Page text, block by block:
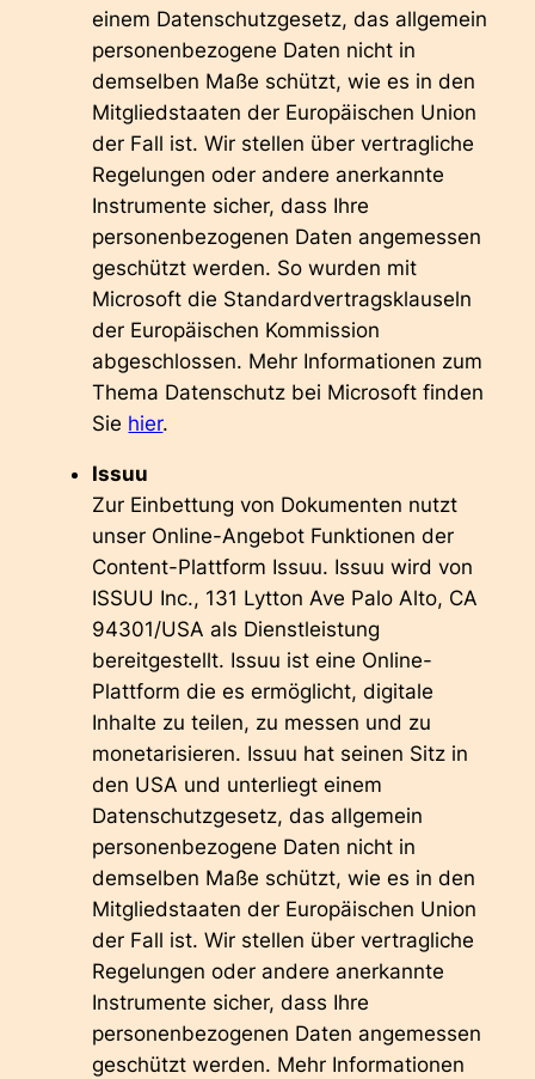
einem Datenschutzgesetz, das allgemein
personenbezogene Daten nicht in
demselben Maße schützt, wie es in den
Mitgliedstaaten der Europäischen Union
der Fall ist. Wir stellen über vertragliche
Regelungen oder andere anerkannte
Instrumente sicher, dass Ihre
personenbezogenen Daten angemessen
geschützt werden. So wurden mit
Microsoft die Standardvertragsklauseln
der Europäischen Kommission
abgeschlossen. Mehr Informationen zum
Thema Datenschutz bei Microsoft finden
Sie hier.
Issuu
Zur Einbettung von Dokumenten nutzt
unser Online-Angebot Funktionen der
Content-Plattform Issuu. Issuu wird von
ISSUU Inc., 131 Lytton Ave Palo Alto, CA
94301/USA als Dienstleistung
bereitgestellt. Issuu ist eine Online-
Plattform die es ermöglicht, digitale
Inhalte zu teilen, zu messen und zu
monetarisieren. Issuu hat seinen Sitz in
den USA und unterliegt einem
Datenschutzgesetz, das allgemein
personenbezogene Daten nicht in
demselben Maße schützt, wie es in den
Mitgliedstaaten der Europäischen Union
der Fall ist. Wir stellen über vertragliche
Regelungen oder andere anerkannte
Instrumente sicher, dass Ihre
personenbezogenen Daten angemessen
geschützt werden. Mehr Informationen